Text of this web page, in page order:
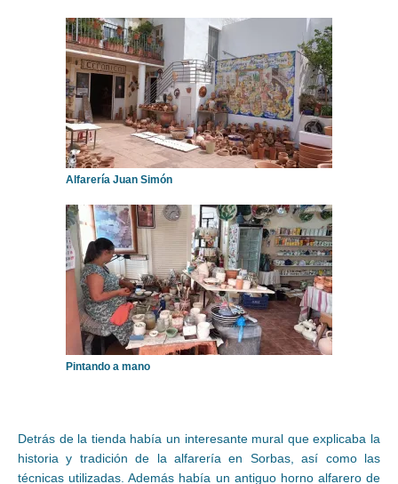
Alfarería Juan Simón
Pintando a mano
Detrás de la tienda había un interesante mural que explicaba la
historia y tradición de la alfarería en Sorbas, así como las
técnicas utilizadas. Además había un antiguo horno alfarero de